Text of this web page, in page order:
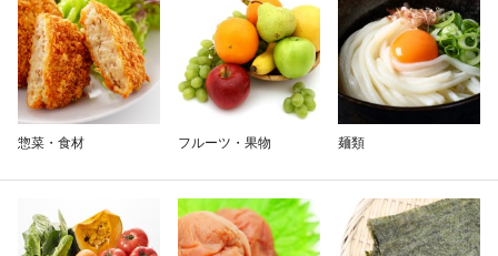
惣菜・食材 フルーツ・果物 麺類